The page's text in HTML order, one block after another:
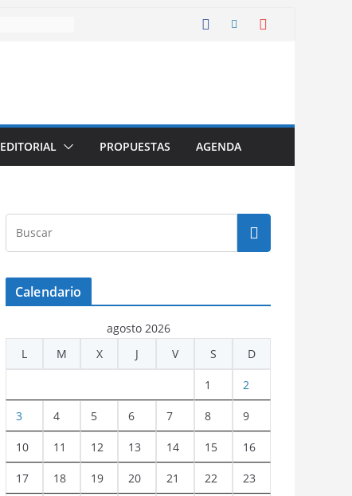
EDITORIAL PROPUESTAS AGENDA
Calendario
agosto 2026
L
M X J V S D
1 2
3 4 5 6 7 8 9
10 11 12 13 14 15 16
17 18 19 20 21 22 23